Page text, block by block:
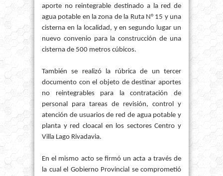
aporte no reintegrable destinado a la red de
agua potable en la zona de la Ruta N° 15 y una
cisterna en la localidad, y en segundo lugar un
nuevo convenio para la construcción de una
cisterna de 500 metros cúbicos.
También se realizó la rúbrica de un tercer
documento con el objeto de destinar aportes
no reintegrables para la contratación de
personal para tareas de revisión, control y
atención de usuarios de red de agua potable y
planta y red cloacal en los sectores Centro y
Villa Lago Rivadavia.
En el mismo acto se firmó un acta a través de
la cual el Gobierno Provincial se comprometió